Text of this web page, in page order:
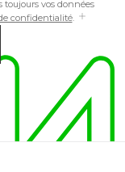
toujours vos données
confidentialité.